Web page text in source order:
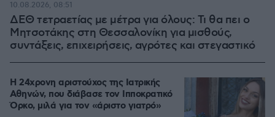
ΔΕΘ τετραετίας με μέτρα για όλους: Τι θα πει ο
Μητσοτάκης στη Θεσσαλονίκη για μισθούς,
συντάξεις, επιχειρήσεις, αγρότες και στεγαστικό
10.08.2026, 08:51
Η 24χρονη αριστούχος της Ιατρικής
Αθηνών, που διάβασε τον Ιπποκρατικό
Όρκο, μιλά για τον «άριστο γιατρό»